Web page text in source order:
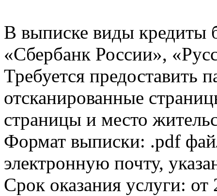
В выписке виды кредиты
«Сбербанк России»,
Требуется предоставить
отсканированные
страницы и место
Формат выписки: .pdf
электронную почту,
Срок оказания услуги: от